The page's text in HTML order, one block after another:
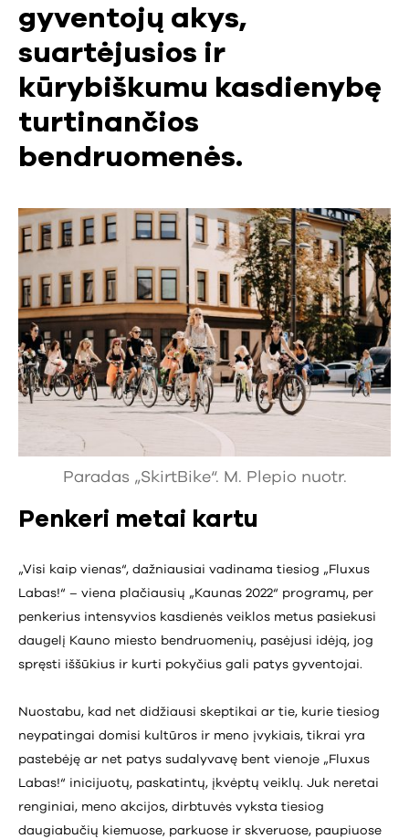
gyventojų akys,
suartėjusios ir
kūrybiškumu kasdienybę
turtinančios
bendruomenės.
Paradas „SkirtBike“. M. Plepio nuotr.
Penkeri metai kartu
„Visi kaip vienas“, dažniausiai vadinama tiesiog „Fluxus
Labas!“ – viena plačiausių „Kaunas 2022“ programų, per
penkerius intensyvios kasdienės veiklos metus pasiekusi
daugelį Kauno miesto bendruomenių, pasėjusi idėją, jog
spręsti iššūkius ir kurti pokyčius gali patys gyventojai.
Nuostabu, kad net didžiausi skeptikai ar tie, kurie tiesiog
neypatingai domisi kultūros ir meno įvykiais, tikrai yra
pastebėję ar net patys sudalyvavę bent vienoje „Fluxus
Labas!“ inicijuotų, paskatintų, įkvėptų veiklų. Juk neretai
renginiai, meno akcijos, dirbtuvės vyksta tiesiog
daugiabučių kiemuose, parkuose ir skveruose, paupiuose